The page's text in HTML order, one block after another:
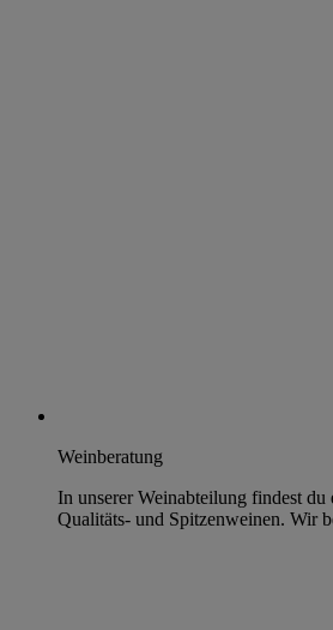
Weinberatung
In unserer Weinabteilung findest
Qualitäts- und Spitzenweinen. Wir